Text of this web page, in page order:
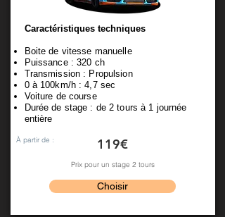
Caractéristiques techniques
Boite de vitesse manuelle
Puissance : 320 ch
Transmission : Propulsion
0 à 100km/h : 4,7 sec
Voiture de course
Durée de stage : de 2 tours à 1 journée
entière
À partir de : 119€
Prix pour un stage 2 tours
Choisir